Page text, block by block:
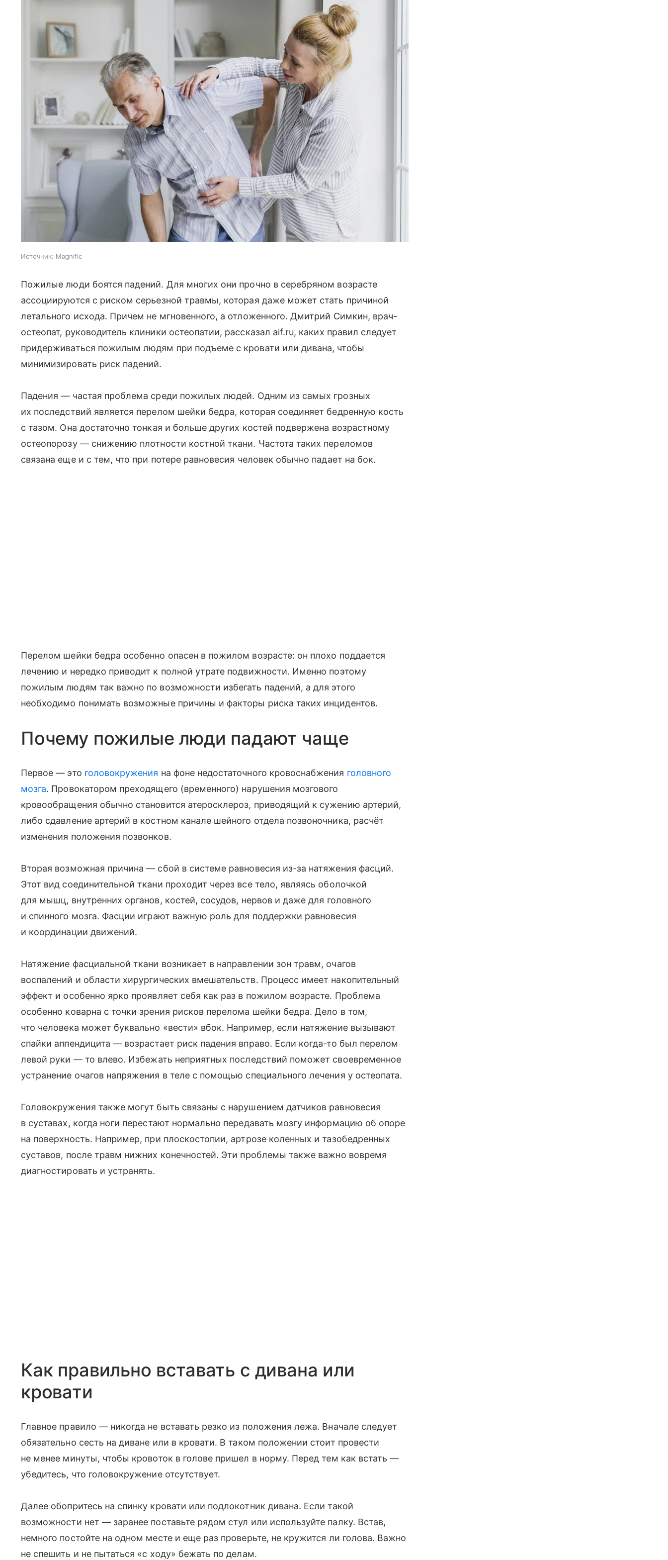
Источник: Magnific
Пожилые люди боятся падений. Для многих они прочно в серебряном возрасте
ассоциируются с риском серьезной травмы, которая даже может стать причиной
летального исхода. Причем не мгновенного, а отложенного. Дмитрий Симкин, врач-
остеопат, руководитель клиники остеопатии, рассказал aif.ru, каких правил следует
придерживаться пожилым людям при подъеме с кровати или дивана, чтобы
минимизировать риск падений.
Падения — частая проблема среди пожилых людей. Одним из самых грозных
их последствий является перелом шейки бедра, которая соединяет бедренную кость
с тазом. Она достаточно тонкая и больше других костей подвержена возрастному
остеопорозу — снижению плотности костной ткани. Частота таких переломов
связана еще и с тем, что при потере равновесия человек обычно падает на бок.
Перелом шейки бедра особенно опасен в пожилом возрасте: он плохо поддается
лечению и нередко приводит к полной утрате подвижности. Именно поэтому
пожилым людям так важно по возможности избегать падений, а для этого
необходимо понимать возможные причины и факторы риска таких инцидентов.
Почему пожилые люди падают чаще
Первое — это головокружения на фоне недостаточного кровоснабжения головного
мозга. Провокатором преходящего (временного) нарушения мозгового
кровообращения обычно становится атеросклероз, приводящий к сужению артерий,
либо сдавление артерий в костном канале шейного отдела позвоночника, расчёт
изменения положения позвонков.
Вторая возможная причина — сбой в системе равновесия из-за натяжения фасций.
Этот вид соединительной ткани проходит через все тело, являясь оболочкой
для мышц, внутренних органов, костей, сосудов, нервов и даже для головного
и спинного мозга. Фасции играют важную роль для поддержки равновесия
и координации движений.
Натяжение фасциальной ткани возникает в направлении зон травм, очагов
воспалений и области хирургических вмешательств. Процесс имеет накопительный
эффект и особенно ярко проявляет себя как раз в пожилом возрасте. Проблема
особенно коварна с точки зрения рисков перелома шейки бедра. Дело в том,
что человека может буквально «вести» вбок. Например, если натяжение вызывают
спайки аппендицита — возрастает риск падения вправо. Если когда-то был перелом
левой руки — то влево. Избежать неприятных последствий поможет своевременное
устранение очагов напряжения в теле с помощью специального лечения у остеопата.
Головокружения также могут быть связаны с нарушением датчиков равновесия
в суставах, когда ноги перестают нормально передавать мозгу информацию об опоре
на поверхность. Например, при плоскостопии, артрозе коленных и тазобедренных
суставов, после травм нижних конечностей. Эти проблемы также важно вовремя
диагностировать и устранять.
Как правильно вставать с дивана или
кровати
Главное правило — никогда не вставать резко из положения лежа. Вначале следует
обязательно сесть на диване или в кровати. В таком положении стоит провести
не менее минуты, чтобы кровоток в голове пришел в норму. Перед тем как встать —
убедитесь, что головокружение отсутствует.
Далее обопритесь на спинку кровати или подлокотник дивана. Если такой
возможности нет — заранее поставьте рядом стул или используйте палку. Встав,
немного постойте на одном месте и еще раз проверьте, не кружится ли голова. Важно
не спешить и не пытаться «с ходу» бежать по делам.